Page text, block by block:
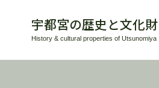
宇都宮の歴史と文化財
History & cultural properties of Utsunomiya